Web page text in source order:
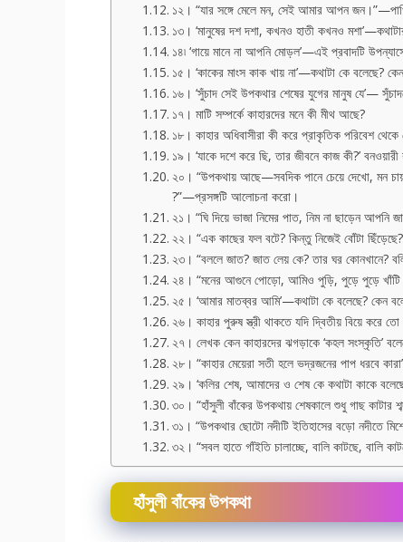
১২। “যার সঙ্গে মেলে মন, সেই আমার আপন
১৩। ‘মানুষের দশ দশা, কখনও হাতী কখনও
১৪৷ ‘গায়ে মানে না আপনি মোড়ল’—এই প্রবাদটি
১৫। ‘কাকের মাংস কাক খায় না’—কথাটা কে বলেছে?
১৬। ‘সুঁচাদ সেই উপকথার শেষের যুগের মানুষ যে’—
১৭। মাটি সম্পর্কে কাহারদের মনে কী মীথ আছে?
১৮। কাহার অধিবাসীরা কী করে প্রাকৃতিক পরিবেশ থেকে
১৯। ‘যাকে দশে করে ছি, তার জীবনে কাজ কী?’
২০। “উপকথায় আছে—সবদিক পানে চেয়ে দেখো, মন
?”—প্রসঙ্গটি আলোচনা করো।
২১। “ঘি দিয়ে ভাজা নিমের পাত, নিম না ছাড়েন আপনি
২২। “এক কাছের ফল বটে? কিন্তু নিজেই বোঁটা
২৩। “বললে জাত? জাত লেয় কে? তার ঘর কোনখানে?
২৪। “মনের আগুনে পোড়ো, আমিও পুড়ি, পুড়ে পুড়ে
২৫। ‘আমার মাতব্বর আমি’—কথাটা কে বলেছে? কেন
২৬। কাহার পুরুষ স্ত্রী থাকতে যদি দ্বিতীয় বিয়ে করে
২৭। লেখক কেন কাহারদের ঝগড়াকে ‘কহল সংস্কৃতি’
২৮। “কাহার মেয়েরা সতী হলে ভদ্রজনের পাপ ধরবে
২৯। ‘কলির শেষ, আমাদের ও শেষ কে কথাটা কাকে
৩০। “হাঁসুলী বাঁকের উপকথায় শেষকালে শুধু গাছ
৩১। “উপকথার ছোটো নদীটি ইতিহাসের বড়ো নদীতে
৩২। “সবল হাতে গাঁইতি চালাচ্ছে, বালি কাটছে, বালি
হাঁসুলী বাঁকের উপকথা